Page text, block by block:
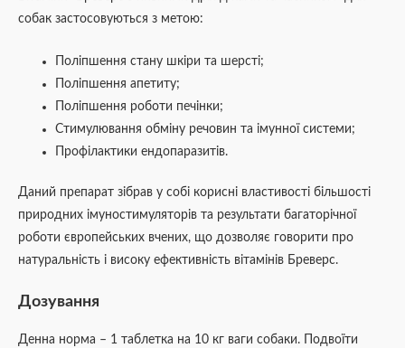
собак застосовуються з метою:
Поліпшення стану шкіри та шерсті;
Поліпшення апетиту;
Поліпшення роботи печінки;
Стимулювання обміну речовин та імунної системи;
Профілактики ендопаразитів.
Даний препарат зібрав у собі корисні властивості більшості
природних імуностимуляторів та результати багаторічної
роботи європейських вчених, що дозволяє говорити про
натуральність і високу ефективність вітамінів Бреверс.
Дозування
Денна норма – 1 таблетка на 10 кг ваги собаки. Подвоїти